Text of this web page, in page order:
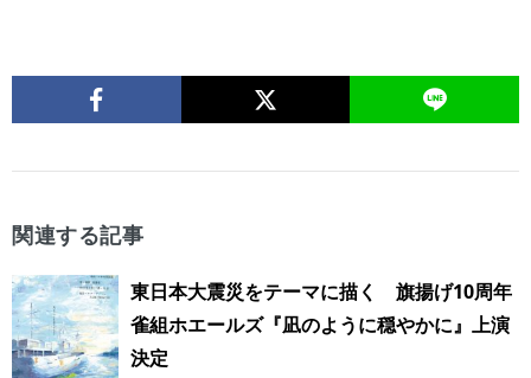
関連する記事
東日本大震災をテーマに描く 旗揚げ10周年
雀組ホエールズ『凪のように穏やかに』上演
決定